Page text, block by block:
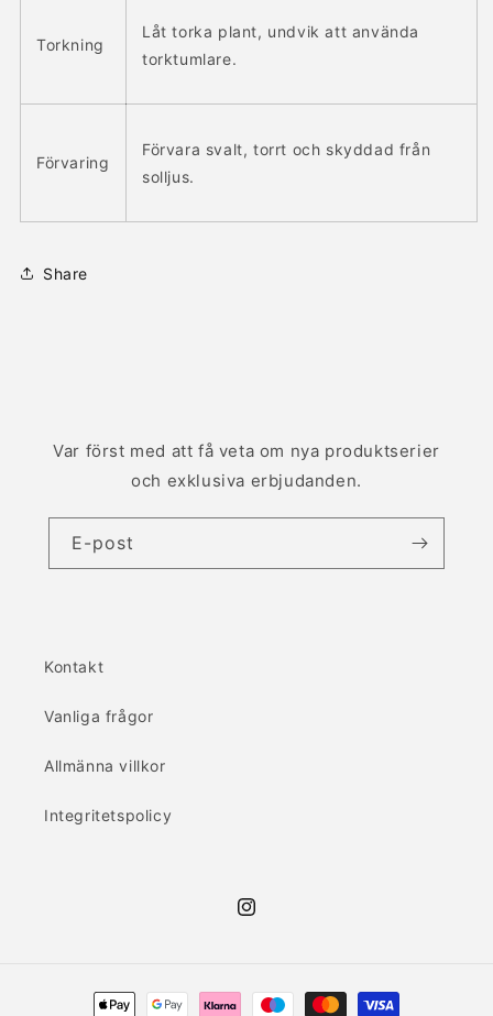
Torkning
Låt torka plant, undvik att använda
torktumlare.
Förvaring
Förvara svalt, torrt och skyddad från
solljus.
Share
Var först med att få veta om nya produktserier
och exklusiva erbjudanden.
E-post
Kontakt
Vanliga frågor
Allmänna villkor
Integritetspolicy
Instagram
Betalningsmetoder